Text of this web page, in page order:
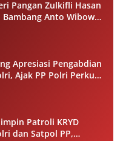
Pangan Zulkifli Hasan
Bambang Anto Wibowo
kepada Warga
Apresiasi Pengabdian
Ajak PP Polri Perkuat
Pembangunan
Patroli KRYD
dan Satpol PP,